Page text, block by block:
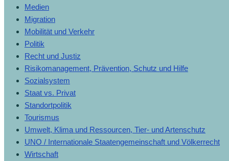
Medien
Migration
Mobilität und Verkehr
Politik
Recht und Justiz
Risikomanagement, Prävention, Schutz und Hilfe
Sozialsystem
Staat vs. Privat
Standortpolitik
Tourismus
Umwelt, Klima und Ressourcen, Tier- und Artenschutz
UNO / Internationale Staatengemeinschaft und Völkerrecht
Wirtschaft